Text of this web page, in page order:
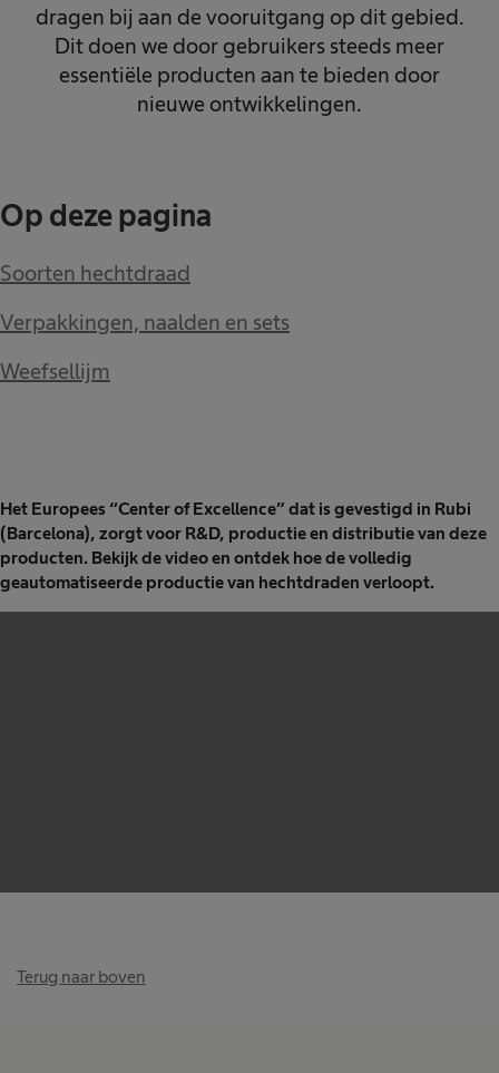
dragen bij aan de vooruitgang op dit gebied.
Dit doen we door gebruikers steeds meer
essentiële producten aan te bieden door
nieuwe ontwikkelingen.
Op deze pagina
Soorten hechtdraad
Verpakkingen, naalden en sets
Weefsellijm
Het Europees “Center of Excellence” dat is gevestigd in Rubi
(Barcelona), zorgt voor R&D, productie en distributie van deze
producten. Bekijk de video en ontdek hoe de volledig
geautomatiseerde productie van hechtdraden verloopt.
Terug naar boven